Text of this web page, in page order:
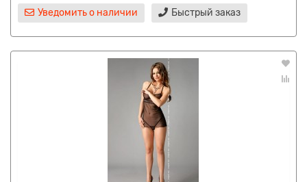
Уведомить о наличии Быстрый заказ